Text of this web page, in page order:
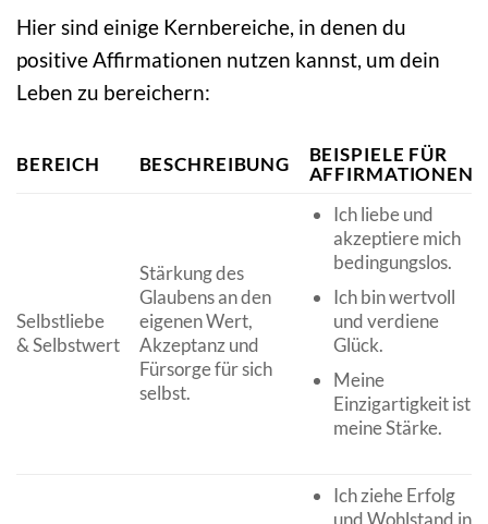
Hier sind einige Kernbereiche, in denen du
positive Affirmationen nutzen kannst, um dein
Leben zu bereichern:
BEREICH BESCHREIBUNG
BEISPIELE FÜR
AFFIRMATIONEN
Selbstliebe
& Selbstwert
Stärkung des
Glaubens an den
eigenen Wert,
Akzeptanz und
Fürsorge für sich
selbst.
Ich liebe und
akzeptiere mich
bedingungslos.
Ich bin wertvoll
und verdiene
Glück.
Meine
Einzigartigkeit ist
meine Stärke.
Ich ziehe Erfolg
und Wohlstand in